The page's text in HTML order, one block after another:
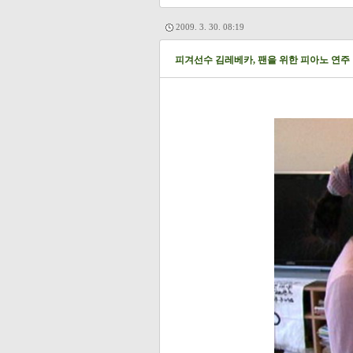
2009. 3. 30. 08:19
피겨선수 김레베카, 팬을 위한 피아노 연주